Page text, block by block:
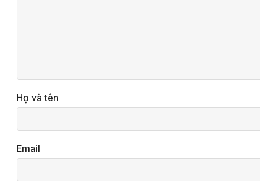
Họ và tên
Email